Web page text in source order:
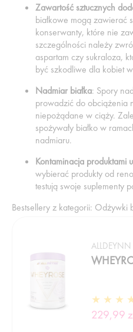
Zawartość sztucznych
białkowe mogą zawierać
konserwanty, które nie
szczególności należy
aspartam czy sukraloza,
być szkodliwe dla kobiet
Nadmiar białka: Spory
prowadzić do obciążenia
niepożądane w ciąży.
spożywały białko w
nadmiaru.
Kontaminacja produktami
wybierać produkty od
testują swoje suplementy
Bestsellery z kategorii: Odżywki
ALLDEYNN
229,99